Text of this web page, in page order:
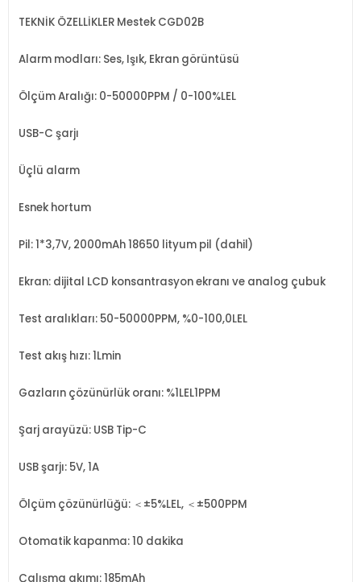
TEKNİK ÖZELLİKLER Mestek CGD02B
Alarm modları: Ses, Işık, Ekran görüntüsü
Ölçüm Aralığı: 0-50000PPM / 0-100%LEL
USB-C şarjı
Üçlü alarm
Esnek hortum
Pil: 1*3,7V, 2000mAh 18650 lityum pil (dahil)
Ekran: dijital LCD konsantrasyon ekranı ve analog çubuk
Test aralıkları: 50-50000PPM, %0-100,0LEL
Test akış hızı: 1Lmin
Gazların çözünürlük oranı: %1LEL1PPM
Şarj arayüzü: USB Tip-C
USB şarjı: 5V, 1A
Ölçüm çözünürlüğü: ＜±5%LEL, ＜±500PPM
Otomatik kapanma: 10 dakika
Çalışma akımı: 185mAh